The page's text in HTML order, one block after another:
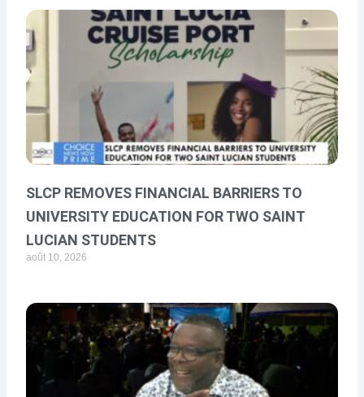
SLCP REMOVES FINANCIAL BARRIERS TO
UNIVERSITY EDUCATION FOR TWO SAINT
LUCIAN STUDENTS
août 10, 2026